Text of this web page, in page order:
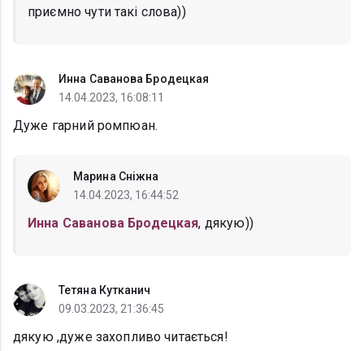
приємно чути такі слова))
Инна Саванова Бродецкая
14.04.2023, 16:08:11
Дуже гарний ромпюан.
Марина Сніжна
14.04.2023, 16:44:52
Инна Саванова Бродецкая, дякую))
Тетяна Кутканич
09.03.2023, 21:36:45
дякую ,дуже захопливо читається!